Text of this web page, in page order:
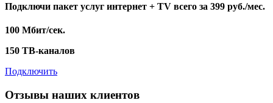
Подключи пакет услуг интернет + TV всего за 399 руб./мес.
100 Мбит/сек.
150 ТВ-каналов
Подключить
Отзывы наших клиентов